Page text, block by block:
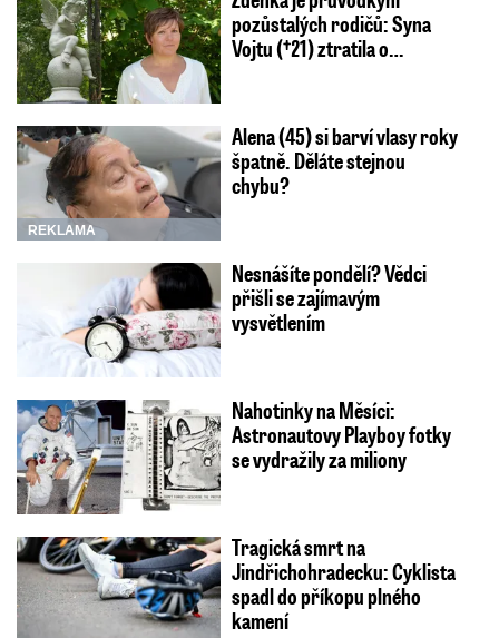
pozůstalých rodičů: Syna
Vojtu (†21) ztratila o…
REKLAMA
Alena (45) si barví vlasy roky
špatně. Děláte stejnou
chybu?
Nesnášíte pondělí? Vědci
přišli se zajímavým
vysvětlením
Nahotinky na Měsíci:
Astronautovy Playboy fotky
se vydražily za miliony
Tragická smrt na
Jindřichohradecku: Cyklista
spadl do příkopu plného
kamení